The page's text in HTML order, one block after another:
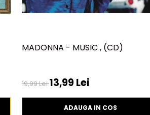
MADONNA - MUSIC , (CD)
19,99 Lei13,99 Lei
ADAUGA IN COS